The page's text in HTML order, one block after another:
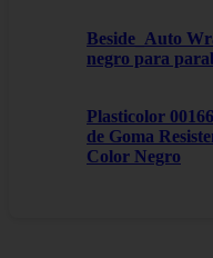
Beside_Auto
negro para
Plasticolor
de Goma
Color Negro